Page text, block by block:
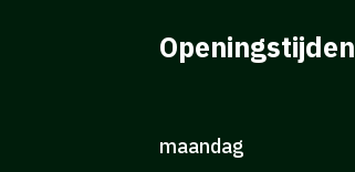
Openingstijden
maandag